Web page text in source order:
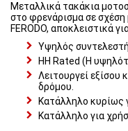
Μεταλλικά τακάκια
στο φρενάρισμα σε
FERODO, αποκλειστικά
Υψηλός
HH Rated (Η
Λειτουργεί εξίσου
δρόμου.
Κατάλληλο κυρίως
Κατάλληλο για